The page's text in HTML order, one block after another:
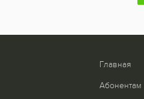
Главная
Абонентам